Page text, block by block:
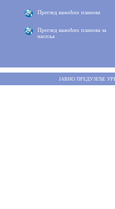
Преглед важећих планова
Преглед важећих планова за
насеља
ЈАВНО ПРЕДУЗЕЋЕ